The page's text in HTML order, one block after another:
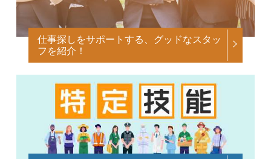
仕事探しをサポートする、グッドなスタッ
フを紹介！